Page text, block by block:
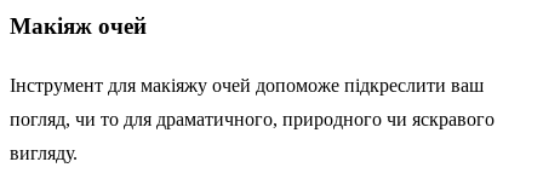
Макіяж очей
Інструмент для макіяжу очей допоможе підкреслити ваш
погляд, чи то для драматичного, природного чи яскравого
вигляду.